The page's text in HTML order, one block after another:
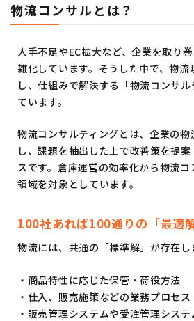
物流コンサルとは？
人手不足やEC拡大など、企業を取り
雑化しています。そうした中で、物
し、仕組みで解決する「物流コンサ
ています。
物流コンサルティングとは、企業の
し、課題を抽出した上で改善策を提
スです。倉庫運営の効率化から物流
領域を対象としています。
100社あれば100通りの「最適
物流には、共通の「標準解」が存在し
・商品特性に応じた保管・荷役方法
・仕入、販売施策などの業務プロセス
・販売管理システムや受注管理シス